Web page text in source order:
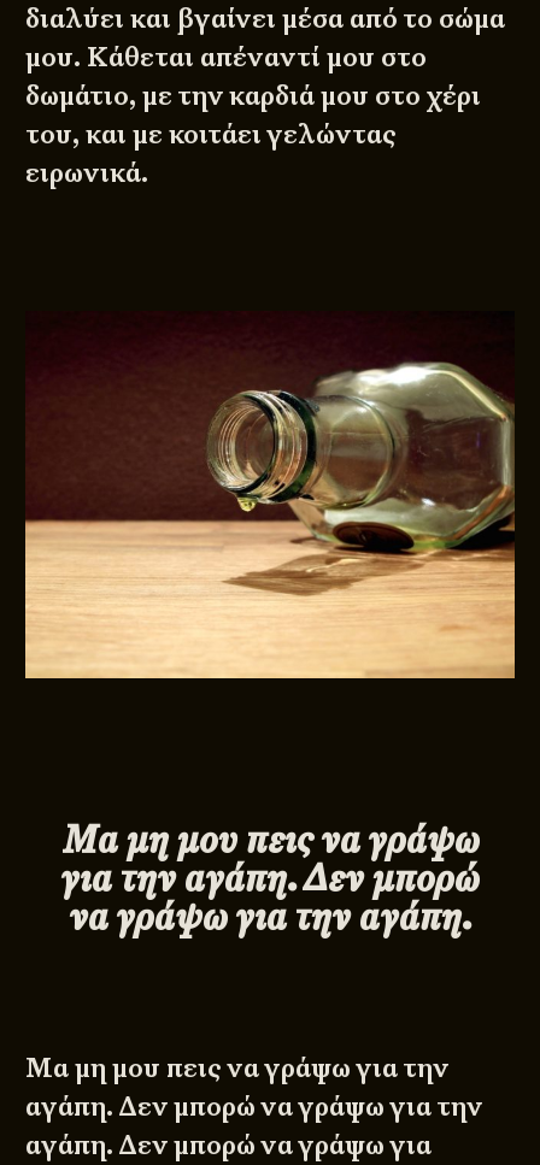
διαλύει και βγαίνει μέσα από το σώμα
μου. Κάθεται απέναντί μου στο
δωμάτιο, με την καρδιά μου στο χέρι
του, και με κοιτάει γελώντας
ειρωνικά.
Μα μη μου πεις να γράψω
για την αγάπη. Δεν μπορώ
να γράψω για την αγάπη.
Μα μη μου πεις να γράψω για την
αγάπη. Δεν μπορώ να γράψω για την
αγάπη. Δεν μπορώ να γράψω για